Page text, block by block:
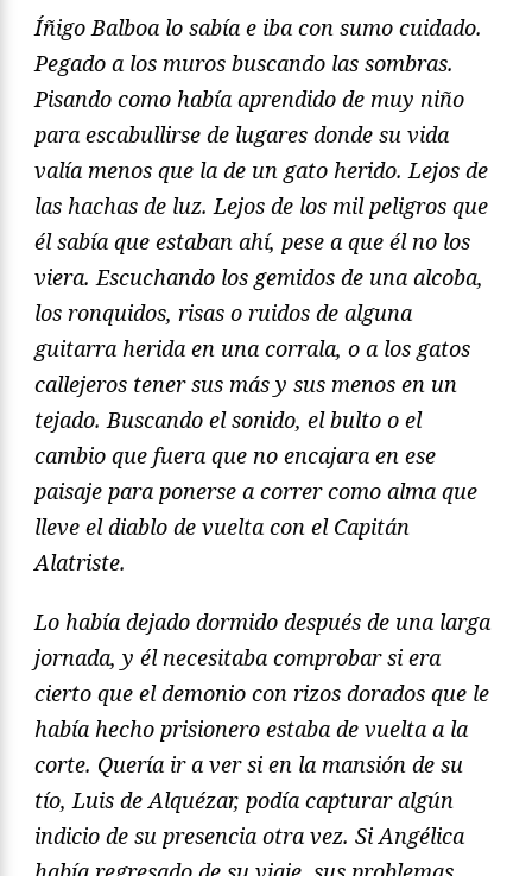
Íñigo Balboa lo sabía e iba con sumo cuidado.
Pegado a los muros buscando las sombras.
Pisando como había aprendido de muy niño
para escabullirse de lugares donde su vida
valía menos que la de un gato herido. Lejos de
las hachas de luz. Lejos de los mil peligros que
él sabía que estaban ahí, pese a que él no los
viera. Escuchando los gemidos de una alcoba,
los ronquidos, risas o ruidos de alguna
guitarra herida en una corrala, o a los gatos
callejeros tener sus más y sus menos en un
tejado. Buscando el sonido, el bulto o el
cambio que fuera que no encajara en ese
paisaje para ponerse a correr como alma que
lleve el diablo de vuelta con el Capitán
Alatriste.
Lo había dejado dormido después de una larga
jornada, y él necesitaba comprobar si era
cierto que el demonio con rizos dorados que le
había hecho prisionero estaba de vuelta a la
corte. Quería ir a ver si en la mansión de su
tío, Luis de Alquézar, podía capturar algún
indicio de su presencia otra vez. Si Angélica